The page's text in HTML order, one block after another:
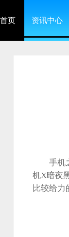
首页 资讯中心
手机之
机X暗夜
比较给力